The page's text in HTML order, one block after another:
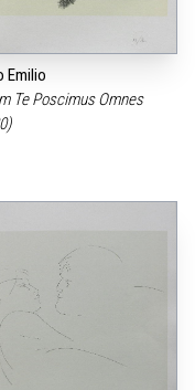
Emilio
Te Poscimus Omnes